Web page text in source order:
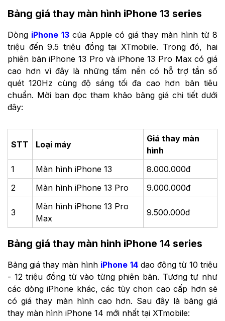
Bảng giá thay màn hình iPhone 13 series
Dòng iPhone 13của Apple có giá thay màn hình từ 8
triệu đến 9.5 triệu đồng tại XTmobile. Trong đó, hai
phiên bản iPhone 13 Pro và iPhone 13 Pro Max có giá
cao hơn vì đây là những tấm nền có hỗ trợ tần số
quét 120Hz cùng độ sáng tối đa cao hơn bản tiêu
chuẩn. Mời bạn đọc tham khảo bảng giá chi tiết dưới
đây:
STT Loại máy
Giá thay màn
hình
1
Màn hìnhiPhone 13
8.000.000đ
2
Màn hìnhiPhone 13 Pro 9.000.000đ
3
Màn hìnhiPhone 13 Pro
Max
9.500.000đ
Bảng giá thay màn hinh iPhone 14 series
Bảng giá thay màn hình iPhone 14dao động từ 10 triệu
- 12 triệu đồng từ vào từng phiên bản. Tương tự như
các dòng iPhone khác, các tùy chọn cao cấp hơn sẽ
có giá thay màn hình cao hơn. Sau đây là bảng giá
thay màn hình iPhone 14 mới nhất tại XTmobile: